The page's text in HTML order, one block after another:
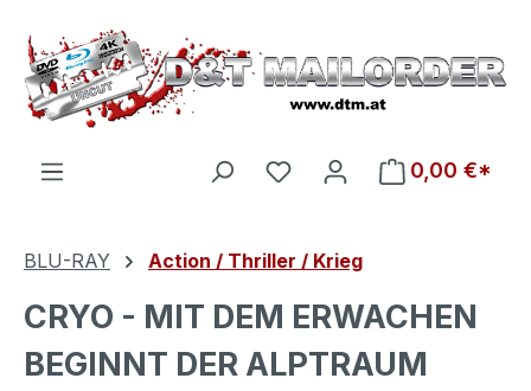
Zum Hauptinhalt springen
Du hast 0 Produkte auf
0,00 €*
BLU-RAY Action / Thriller / Krieg
CRYO - MIT DEM ERWACHEN
BEGINNT DER ALPTRAUM